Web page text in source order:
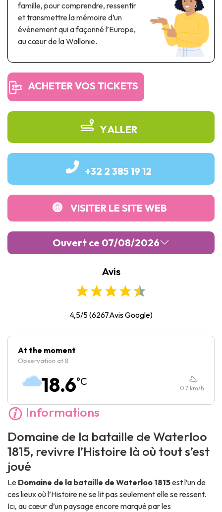
Tourisme de mémoire
famille, pour comprendre, ressentir
et transmettre la mémoire d’un
événement qui a façonné l’Europe,
au cœur de la Wallonie.
ACHETER VOS TICKETS
Y ALLER
+32 2 385 19 12
VISITER LE SITE WEB
Ouvert ce 07/08/2026
19:00
Vendredi :09:30
Dimanche :09:30-
Avis
4,5/5(6267Avis Google)
At the moment
Observation at 8
18.6°C
0.7 km/h
Informations
Domaine de la bataille de Waterloo
1815, revivre l’Histoire là où tout s’est
joué
Le Domaine de la bataille de Waterloo 1815est l’un de
ces lieux où l’Histoire ne se lit pas seulement elle se ressent.
Ici, au cœur d’un paysage encore marqué par les